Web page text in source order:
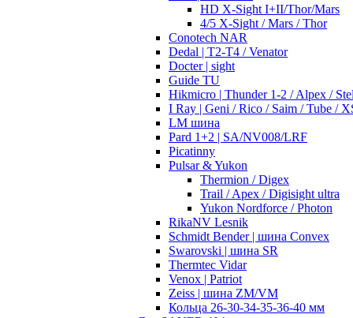
HD X-Sight I+II/Thor/Mars
4/5 X-Sight / Mars / Thor
Conotech NAR
Dedal | T2-T4 / Venator
Docter | sight
Guide TU
Hikmicro | Thunder 1-2 / Alpex /
I Ray | Geni / Rico / Saim / Tube /
LM шина
Pard 1+2 | SA/NV008/LRF
Picatinny
Pulsar & Yukon
Thermion / Digex
Trail / Apex / Digisight ultra
Yukon Nordforce / Photon
RikaNV Lesnik
Schmidt Bender | шина Convex
Swarovski | шина SR
Thermtec Vidar
Venox | Patriot
Zeiss | шина ZM/VM
Кольца 26-30-34-35-36-40 мм